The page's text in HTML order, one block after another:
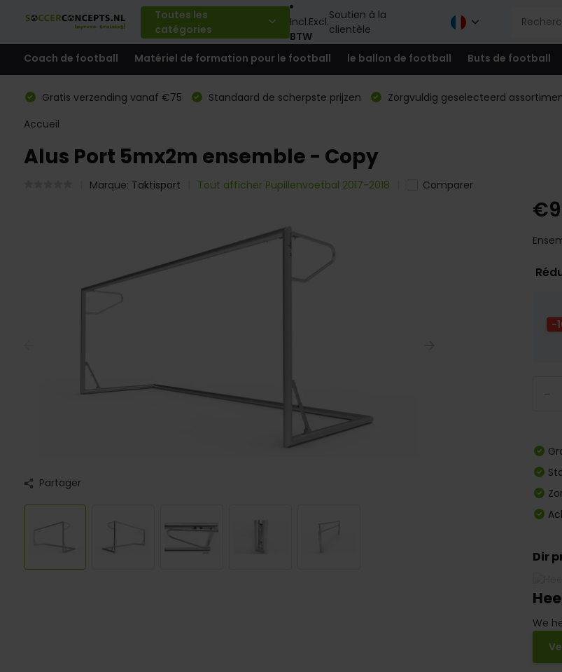
Toutes les
catégories
Incl.Excl.
BTW
Soutien à la
clientèle
Coach de football Matériel de formation pour le football le ballon de football Buts de football
Gratis verzending vanaf €75 Standaard de scherpste prijzen
Zorgvuldig geselecteerd
Accueil
Alus Port 5mx2m ensemble - Copy
Marque: Taktisport Tout afficher Pupillenvoetbal 2017-2018 Comparer
Partager
-
Dir
We